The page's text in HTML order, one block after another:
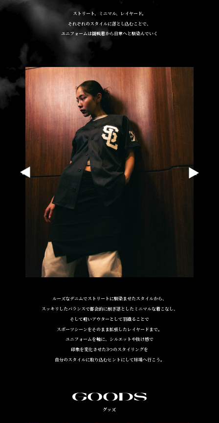
ストリート、ミニマル、レイヤード。
それぞれのスタイルに落とし込むことで、
ユニフォームは観戦着から日常へと馴染んでいく
ルーズなデニムでストリートに馴染ませたスタイルから、
スッキリしたバランスで都会的に削ぎ落としたミニマルな着こなし、
そして軽いアウターとして羽織ることで
スポーツシーンをそのまま拡張したレイヤードまで。
ユニフォームを軸に、シルエットや抜け感で
印象を変化させた3つのスタイリングを
自分のスタイルに取り込むヒントにして球場へ行こう。
グッズ